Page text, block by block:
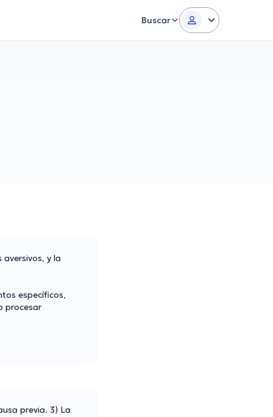
Buscar
y la
específicos,
procesar
previa. 3) La